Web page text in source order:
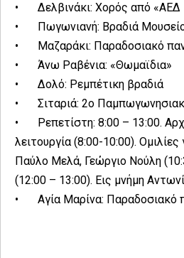
•
Δελβινάκι: Χορός από
•
Πωγωνιανή: Βραδιά
•
Μαζαράκι: Παραδοσιακό
•
Άνω Ραβένια: «Θωμαϊδια»
•
Δολό: Ρεμπέτικη βραδιά
•
Σιταριά: 2ο
•
Ρεπετίστη: 8:00 – 13:00.
λειτουργία (8:00-10:00). Ομιλίες
Παύλο Μελά, Γεώργιο Νούλη
(12:00 – 13:00). Εις μνήμη
•
Αγία Μαρίνα: Παραδοσιακό